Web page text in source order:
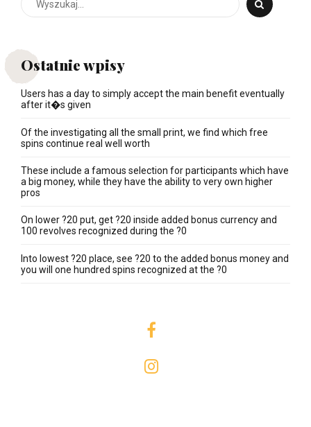
Ostatnie wpisy
Users has a day to simply accept the main benefit eventually
after it�s given
Of the investigating all the small print, we find which free
spins continue real well worth
These include a famous selection for participants which have
a big money, while they have the ability to very own higher
pros
On lower ?20 put, get ?20 inside added bonus currency and
100 revolves recognized during the ?0
Into lowest ?20 place, see ?20 to the added bonus money and
you will one hundred spins recognized at the ?0